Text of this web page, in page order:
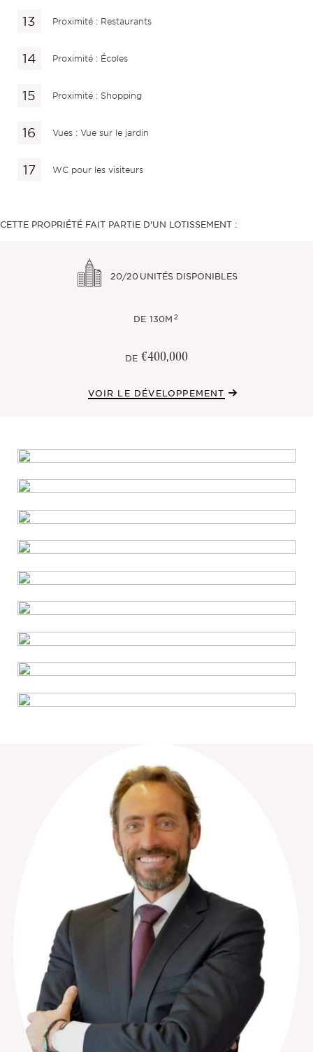
Proximité : Restaurants
Proximité : Écoles
Proximité : Shopping
Vues : Vue sur le jardin
WC pour les visiteurs
CETTE PROPRIÉTÉ FAIT PARTIE D'UN LOTISSEMENT :
20/20 UNITÉS DISPONIBLES
DE 130M2
DE €400,000
VOIR LE DÉVELOPPEMENT